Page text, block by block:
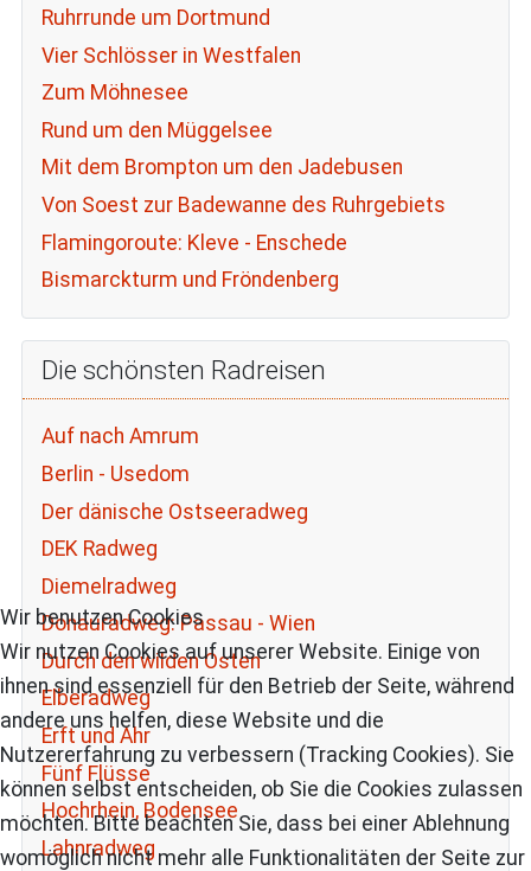
Ruhrrunde um Dortmund
Vier Schlösser in Westfalen
Zum Möhnesee
Rund um den Müggelsee
Mit dem Brompton um den Jadebusen
Von Soest zur Badewanne des Ruhrgebiets
Flamingoroute: Kleve - Enschede
Bismarckturm und Fröndenberg
Die schönsten Radreisen
Auf nach Amrum
Berlin - Usedom
Der dänische Ostseeradweg
DEK Radweg
Diemelradweg
Donauradweg: Passau - Wien
Durch den wilden Osten
Elberadweg
Erft und Ahr
Fünf Flüsse
Hochrhein, Bodensee
Lahnradweg
Wir benutzen Cookies
Wir nutzen Cookies auf unserer Website. Einige von
ihnen sind essenziell für den Betrieb der Seite, während
andere uns helfen, diese Website und die
Nutzererfahrung zu verbessern (Tracking Cookies). Sie
können selbst entscheiden, ob Sie die Cookies zulassen
möchten. Bitte beachten Sie, dass bei einer Ablehnung
womöglich nicht mehr alle Funktionalitäten der Seite zur